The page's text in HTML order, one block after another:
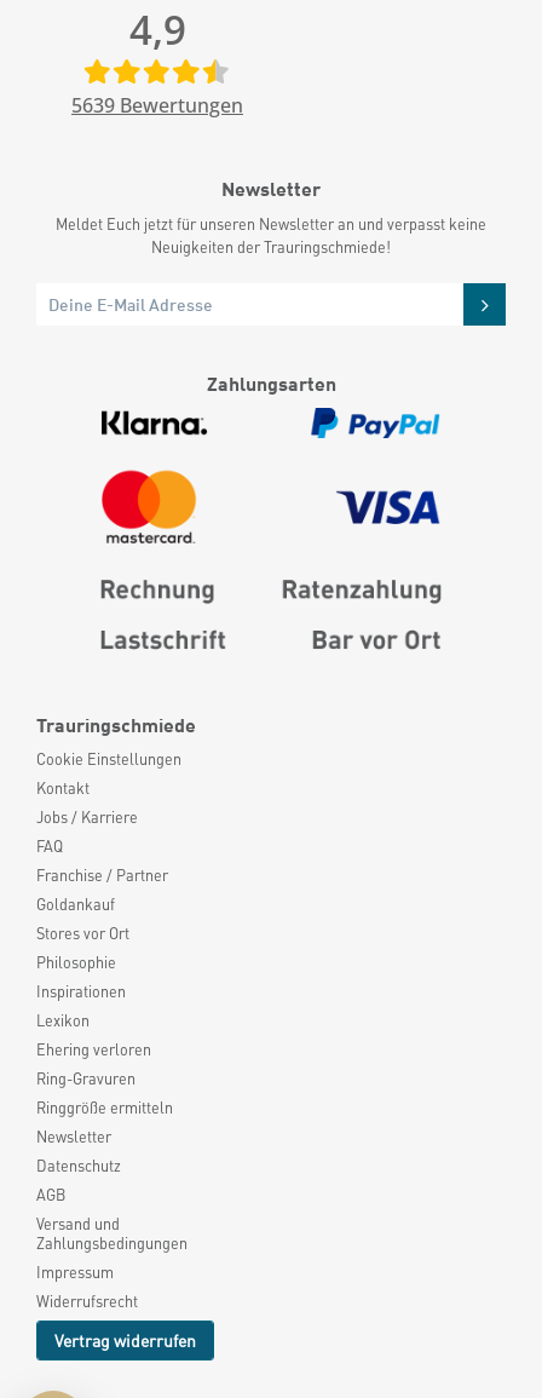
Trauringschmiede
Cookie Einstellungen
Kontakt
Jobs / Karriere
FAQ
Franchise / Partner
Goldankauf
Stores vor Ort
Philosophie
Inspirationen
Lexikon
Ehering verloren
Ring-Gravuren
Ringgröße ermitteln
Newsletter
Datenschutz
AGB
Versand und
Zahlungsbedingungen
Impressum
Widerrufsrecht
Vertrag widerrufen
4,9
5639 Bewertungen
Newsletter
Meldet Euch jetzt für unseren Newsletter an und verpasst keine
Neuigkeiten der Trauringschmiede!
Zahlungsarten